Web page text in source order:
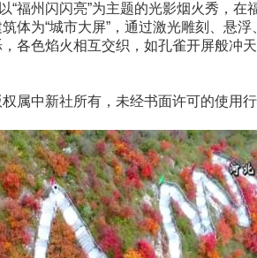
州闪闪亮”为主题的光影烟火秀，在
为“城市大屏”，通过激光雕刻、悬浮
色焰火相互交织，如孔雀开屏般冲天
属中新社所有，未经书面许可的使用